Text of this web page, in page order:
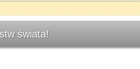
świata!